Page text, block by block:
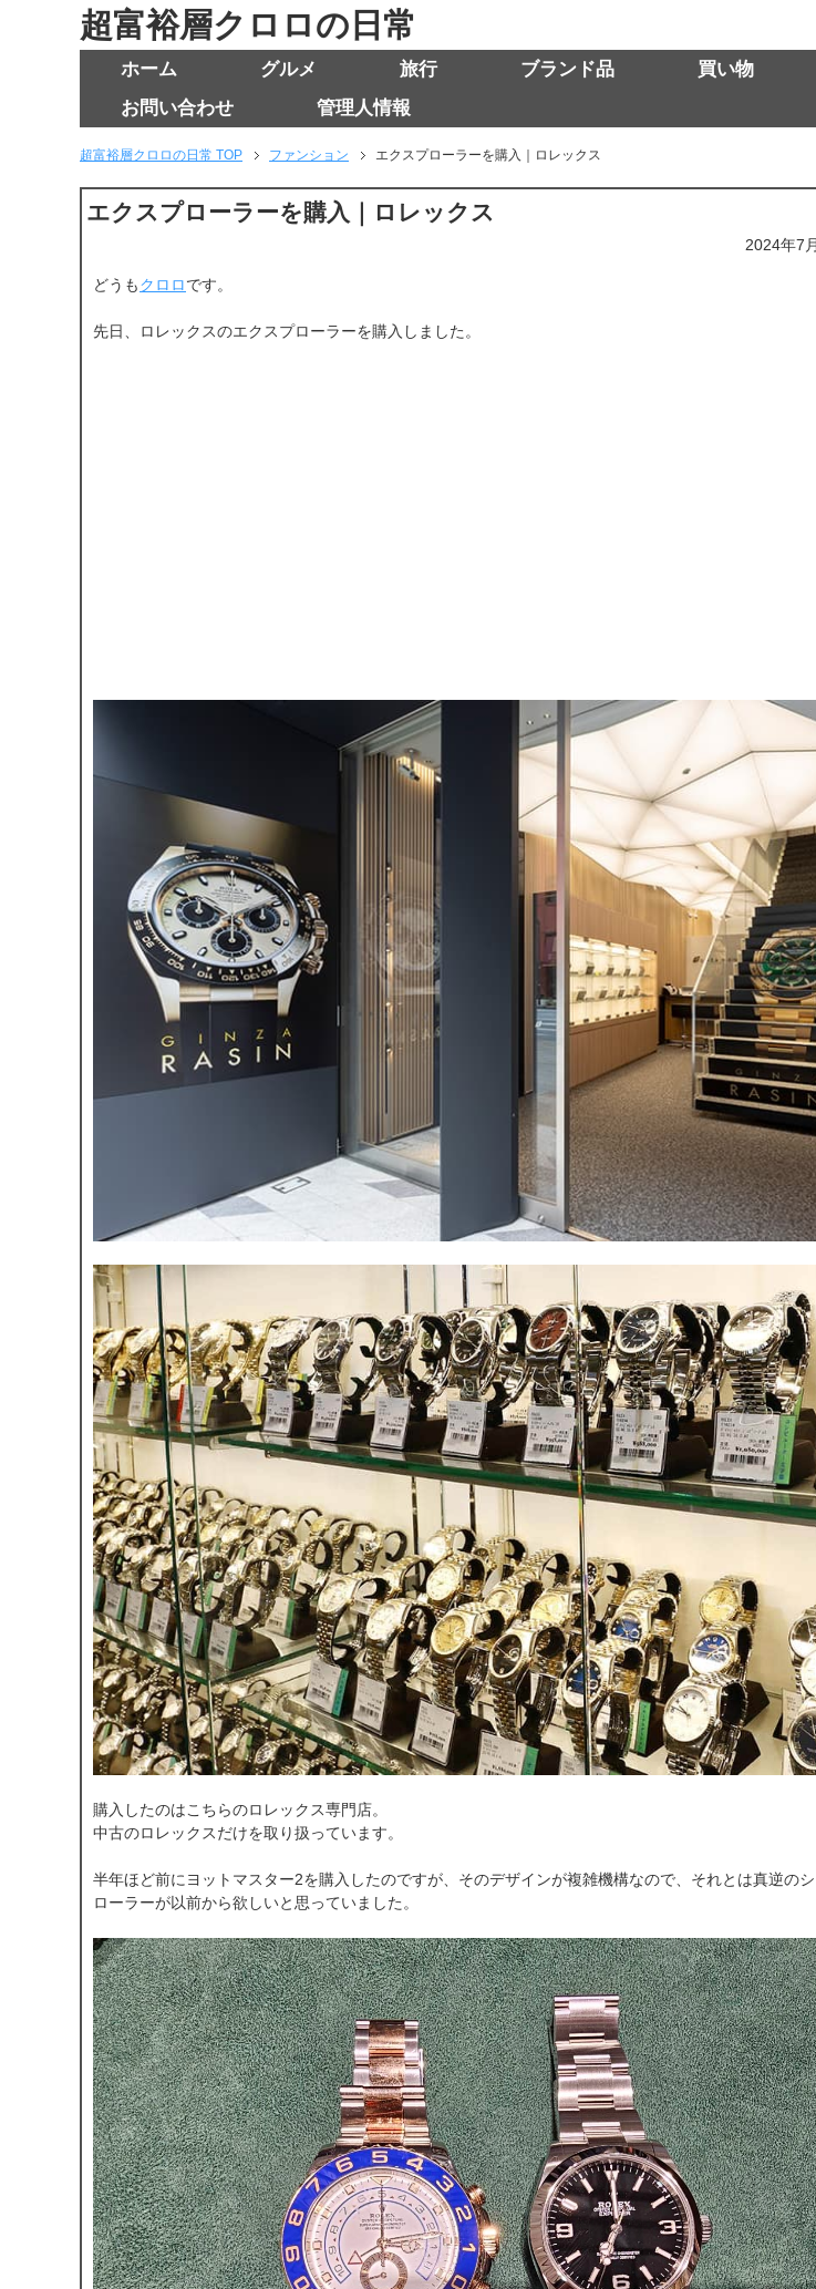
超富裕層クロロの日常
ホーム グルメ 旅行 ブランド品 買い物
お問い合わせ
管理人情報
超富裕層クロロの日常 TOP ファンション エクスプローラーを購入｜ロレックス
エクスプローラーを購入｜ロレックス
2024年7
どうもクロロです。
先日、ロレックスのエクスプローラーを購入しました。
購入したのはこちらのロレックス専門店。
中古のロレックスだけを取り扱っています。
半年ほど前にヨットマスター2を購入したのですが、そのデザインが複雑機構なので、それとは真逆の
ローラーが以前から欲しいと思っていました。